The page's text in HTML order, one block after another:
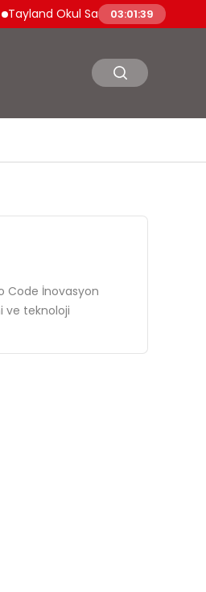
Saldırısında 14 Yaşındaki
03:01:41
Code İnovasyon
ve teknoloji